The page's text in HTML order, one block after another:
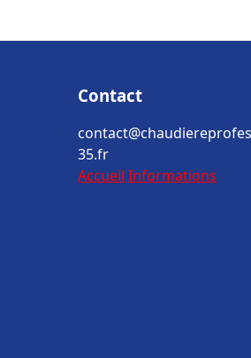
Contact
35.fr
Accueil Informations